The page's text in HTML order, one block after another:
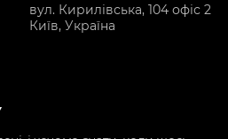
вул. Кирилівська, 104 офіс 2
Київ, Україна